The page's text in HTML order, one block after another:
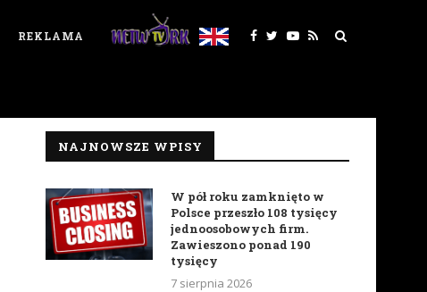
REKLAMA
NAJNOWSZE WPISY
W pół roku zamknięto w
Polsce przeszło 108 tysięcy
jednoosobowych firm.
Zawieszono ponad 190
tysięcy
7 sierpnia 2026